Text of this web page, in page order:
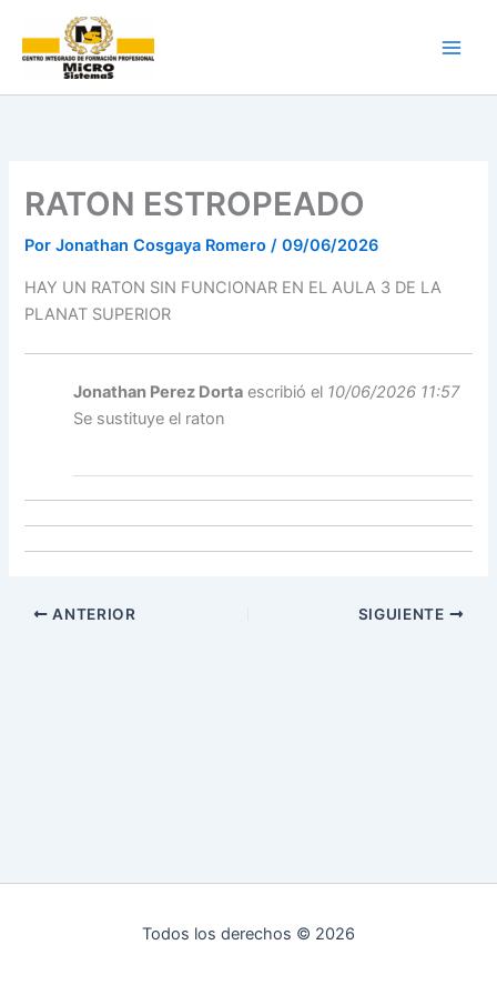
contenido
RATON ESTROPEADO
PorJonathan Cosgaya Romero/09/06/2026
HAY UN RATON SIN FUNCIONAR EN EL AULA 3 DE LA
PLANAT SUPERIOR
Jonathan Perez Dorta escribió el 10/06/2026 11:57
Se sustituye el raton
ANTERIOR SIGUIENTE
Todos los derechos © 2026